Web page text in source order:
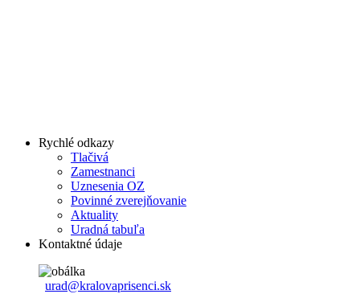
Rychlé odkazy
Tlačivá
Zamestnanci
Uznesenia OZ
Povinné zverejňovanie
Aktuality
Uradná tabuľa
Kontaktné údaje
urad@kralovaprisenci.sk